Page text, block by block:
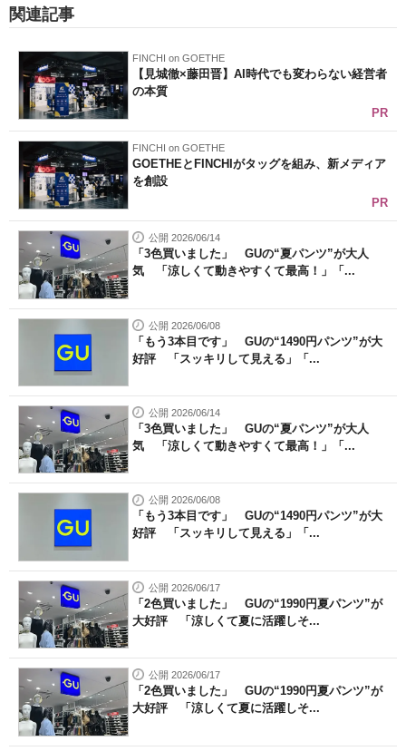
関連記事
FINCHI on GOETHE
【見城徹×藤田晋】AI時代でも変わらない経営者
の本質
PR
FINCHI on GOETHE
GOETHEとFINCHIがタッグを組み、新メディア
を創設
PR
公開 2026/06/14
「3色買いました」 GUの“夏パンツ”が大人
気 「涼しくて動きやすくて最高！」「...
公開 2026/06/08
「もう3本目です」 GUの“1490円パンツ”が大
好評 「スッキリして見える」「...
公開 2026/06/14
「3色買いました」 GUの“夏パンツ”が大人
気 「涼しくて動きやすくて最高！」「...
公開 2026/06/08
「もう3本目です」 GUの“1490円パンツ”が大
好評 「スッキリして見える」「...
公開 2026/06/17
「2色買いました」 GUの“1990円夏パンツ”が
大好評 「涼しくて夏に活躍しそ...
公開 2026/06/17
「2色買いました」 GUの“1990円夏パンツ”が
大好評 「涼しくて夏に活躍しそ...